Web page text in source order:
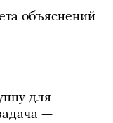
объяснений
для
—